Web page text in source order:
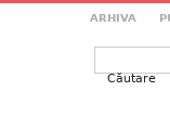
ARHIVA